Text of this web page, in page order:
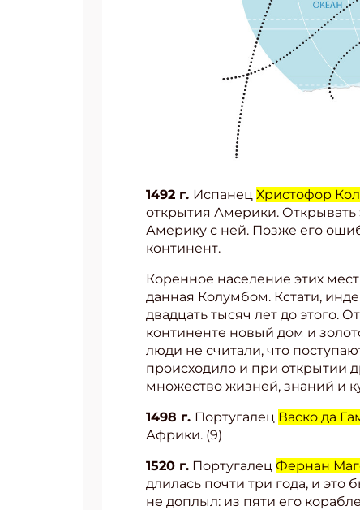
1492 г. Испанец Христофор
открытия Америки.
Америку с ней. Позже его
континент.
Коренное население этих
данная Колумбом. Кстати,
двадцать тысяч лет до этого.
континенте новый дом и
люди не считали, что
происходило и при открытии
множество жизней, знаний и
1498 г. Португалец Васко да
Африки. (9)
1520 г. Португалец Фернан
длилась почти три года, и
не доплыл: из пяти его